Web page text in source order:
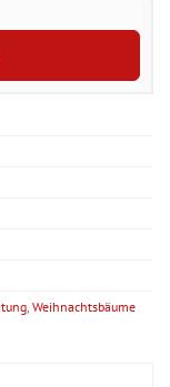
Weihnachtsbäume